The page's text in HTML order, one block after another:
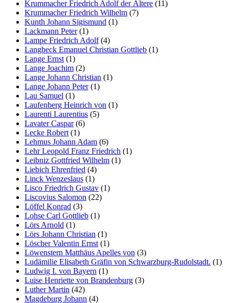
Krummacher Friedrich Adolf der Ältere (11)
Krummacher Friedrich Wilhelm (7)
Kunth Johann Sigismund (1)
Lackmann Peter(1)
Lampe Friedrich Adolf(4)
Langbeck Emanuel Christian Gottlieb (1)
Lange Ernst (1)
Lange Joachim (2)
Lange Johann Christian (1)
Lange Johann Peter(1)
Lau Samuel (1)
Laufenberg Heinrich von (1)
Laurenti Laurentius (5)
Lavater Caspar(6)
Lecke Robert (1)
Lehmus Johann Adam (6)
Lehr Leopold Franz Friedrich (1)
Leibniz Gottfried Wilhelm (1)
Liebich Ehrenfried (4)
Linck Wenzeslaus (1)
Lisco Friedrich Gustav (1)
Liscovius Salomon (22)
Löffel Konrad (3)
Lohse Carl Gottlieb (1)
Lörs Arnold (1)
Lörs Johann Christian (1)
Löscher Valentin Ernst (1)
Löwenstern Matthäus Apelles von (3)
Ludämilie Elisabeth Gräfin von Schwarzburg-Rudolstadt. (1)
Ludwig I. von Bayern (1)
Luise Henriette von Brandenburg (3)
Luther Martin (42)
Magdeburg Johann (4)